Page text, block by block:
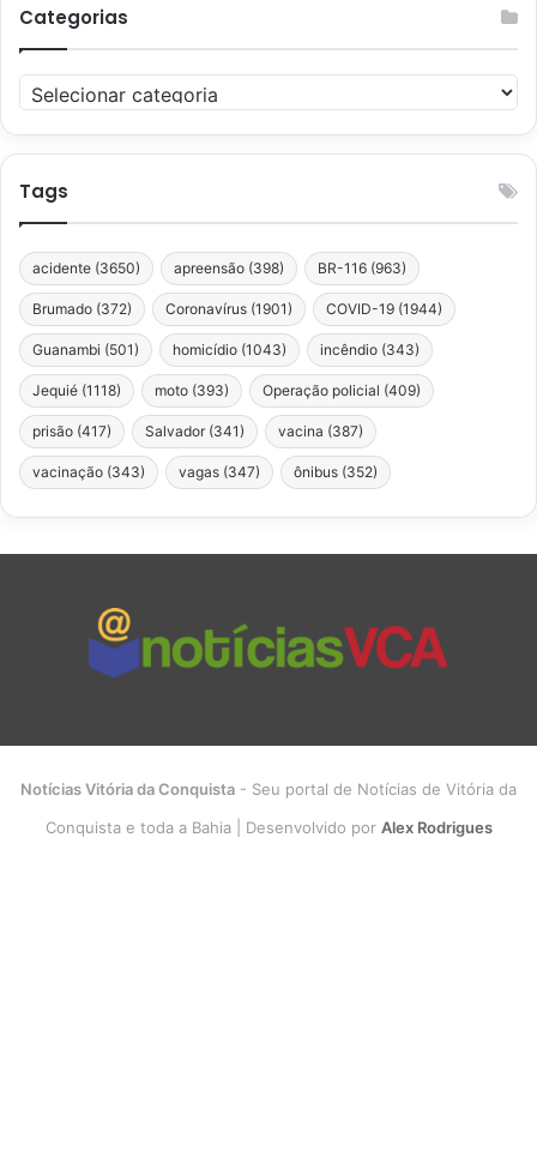
Categorias
Categorias
Tags
acidente (3650) apreensão (398) BR-116 (963)
Brumado (372) Coronavírus (1901) COVID-19 (1944)
Guanambi (501) homicídio (1043) incêndio (343)
Jequié (1118) moto (393) Operação policial (409)
prisão (417) Salvador (341) vacina (387)
vacinação (343) vagas (347) ônibus (352)
Notícias Vitória da Conquista - Seu portal de Notícias de Vitória da
Conquista e toda a Bahia | Desenvolvido por Alex Rodrigues